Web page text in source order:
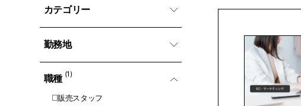
カテゴリー
勤務地
職種 (1)
販売スタッフ